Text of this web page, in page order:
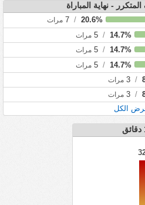
- نهاية المباراة
20.6%
/
7 مرات
14.7%
/
5 مرات
14.7%
/
5 مرات
14.7%
/
5 مرات
/
3 مرات
/
3 مرات
الكل